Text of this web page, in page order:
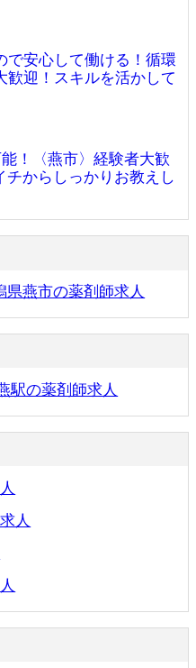
で安心して働ける！循環
迎！スキルを活かして
！〈燕市〉経験者大歓
からしっかりお教えし
県燕市の薬剤師求人
駅の薬剤師求人
人